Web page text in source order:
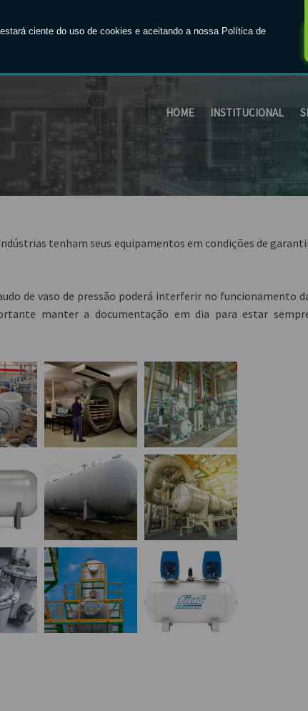
especialistas! Faça seu orçamento agora
HOME INSTITUCIONAL
tenham seus equipamentos em condições de
de vaso de pressão poderá interferir no funcionamento
manter a documentação em dia para estar